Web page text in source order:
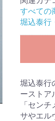
すべての
堀込泰行
堀込泰行
ーストア
「セン
サやエル